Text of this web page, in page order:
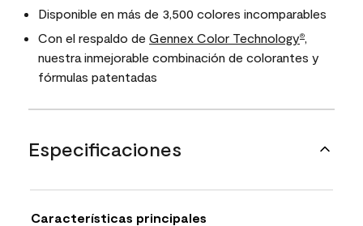
Disponible en más de 3,500 colores incomparables
Con el respaldo de Gennex Color Technology®,
nuestra inmejorable combinación de colorantes y
fórmulas patentadas
Especificaciones
Características principales